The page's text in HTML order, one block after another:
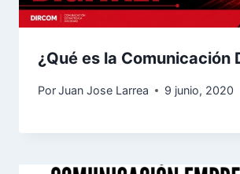
¿Qué es la Comunicación
PorJuan Jose Larrea 9 junio, 2020